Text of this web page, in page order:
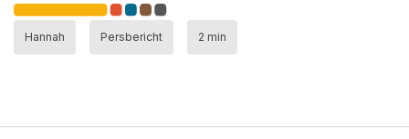
Hannah Persbericht 2 min